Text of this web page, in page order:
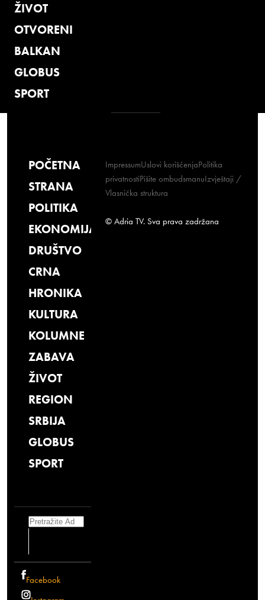
ŽIVOT
OTVORENI
BALKAN
GLOBUS
SPORT
POČETNA
STRANA
POLITIKA
EKONOMIJA
DRUŠTVO
CRNA
HRONIKA
KULTURA
KOLUMNE
ZABAVA
ŽIVOT
REGION
SRBIJA
GLOBUS
SPORT
Search
Facebook
ImpressumUslovi korišćenjaPolitika
privatnostiPišite ombudsmanuIzvještaji /
Vlasnička struktura
© Adria TV. Sva prava zadržana